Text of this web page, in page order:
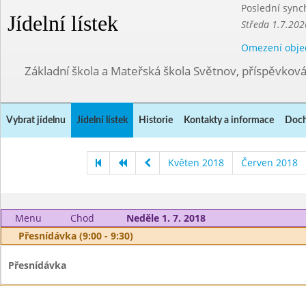
Jídelní lístek
Poslední
Středa
Omezení
Základní škola a Mateřská škola Světnov,
Vybrat jídelnu Jídelní lístek Historie Kontakty a informace
Květen 2018 Červen 2018
Menu Chod
Neděle 1. 7. 2018
Přesnídávka (9:00 - 9:30)
Přesnídávka